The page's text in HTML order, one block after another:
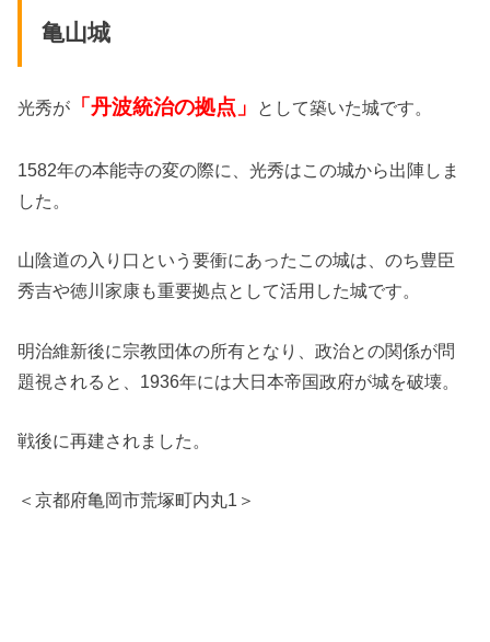
亀山城
光秀が 「丹波統治の拠点」 として築いた城です。
1582年の本能寺の変の際に、光秀はこの城から出陣しま
した。
山陰道の入り口という要衝にあったこの城は、のち豊臣
秀吉や徳川家康も重要拠点として活用した城です。
明治維新後に宗教団体の所有となり、政治との関係が問
題視されると、1936年には大日本帝国政府が城を破壊。
戦後に再建されました。
＜京都府亀岡市荒塚町内丸1＞